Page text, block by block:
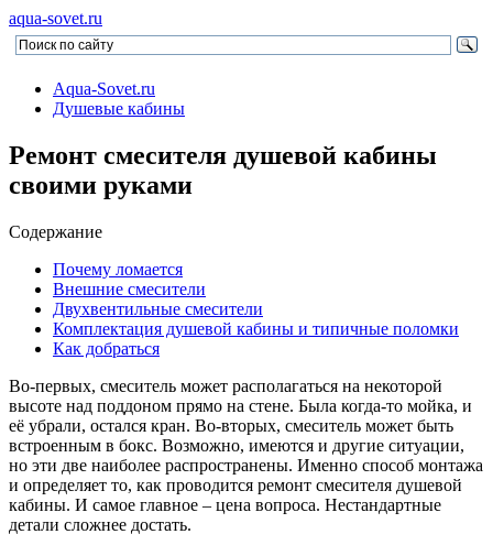
aqua-sovet.ru
Aqua-Sovet.ru
Душевые кабины
Ремонт смесителя душевой кабины
своими руками
Содержание
Почему ломается
Внешние смесители
Двухвентильные смесители
Комплектация душевой кабины и типичные поломки
Как добраться
Во-первых, смеситель может располагаться на некоторой
высоте над поддоном прямо на стене. Была когда-то мойка, и
её убрали, остался кран. Во-вторых, смеситель может быть
встроенным в бокс. Возможно, имеются и другие ситуации,
но эти две наиболее распространены. Именно способ монтажа
и определяет то, как проводится ремонт смесителя душевой
кабины. И самое главное – цена вопроса. Нестандартные
детали сложнее достать.